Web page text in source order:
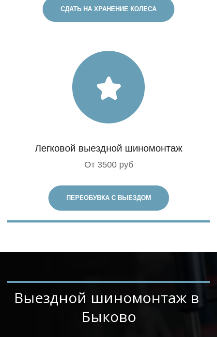
СДАТЬ НА ХРАНЕНИЕ КОЛЕСА
Легковой выездной шиномонтаж
От 3500 руб
ПЕРЕОБУВКА С ВЫЕЗДОМ
­­­­Выездной шиномонтаж в
Быково